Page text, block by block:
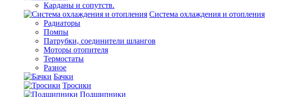
Карданы и сопутств.
Система охлаждения и отопления
Радиаторы
Помпы
Патрубки, соединители шлангов
Моторы отопителя
Термостаты
Разное
Бачки
Тросики
Подшипники